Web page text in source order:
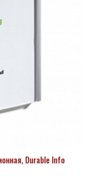
Durable Info